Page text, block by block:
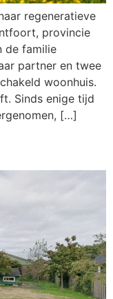
regeneratieve
provincie
de familie
partner en twee
woonhuis.
Sinds enige tijd
[…]